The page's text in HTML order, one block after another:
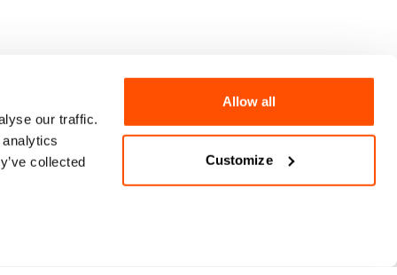
our traffic.
collected
Allow all
Customize